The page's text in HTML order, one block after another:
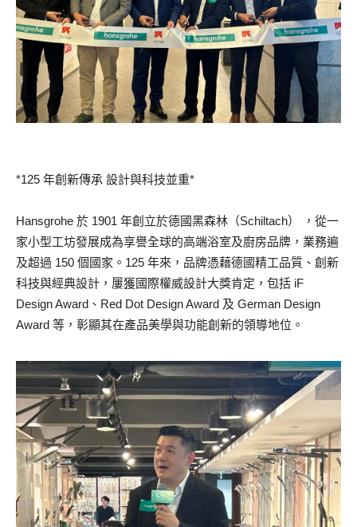
*125 年創新傳承 設計與科技並重*
Hansgrohe 於 1901 年創立於德國黑森林（Schiltach） ，從一
家小型工坊發展成為享譽全球的高端浴室及廚房品牌，業務遍
及超過 150 個國家。125 年來，品牌憑藉德國精工品質、創新
科技與經典設計，屢獲國際權威設計大獎肯定，包括 iF
Design Award、Red Dot Design Award 及 German Design
Award 等，彰顯其在產品美學與功能創新的領導地位。